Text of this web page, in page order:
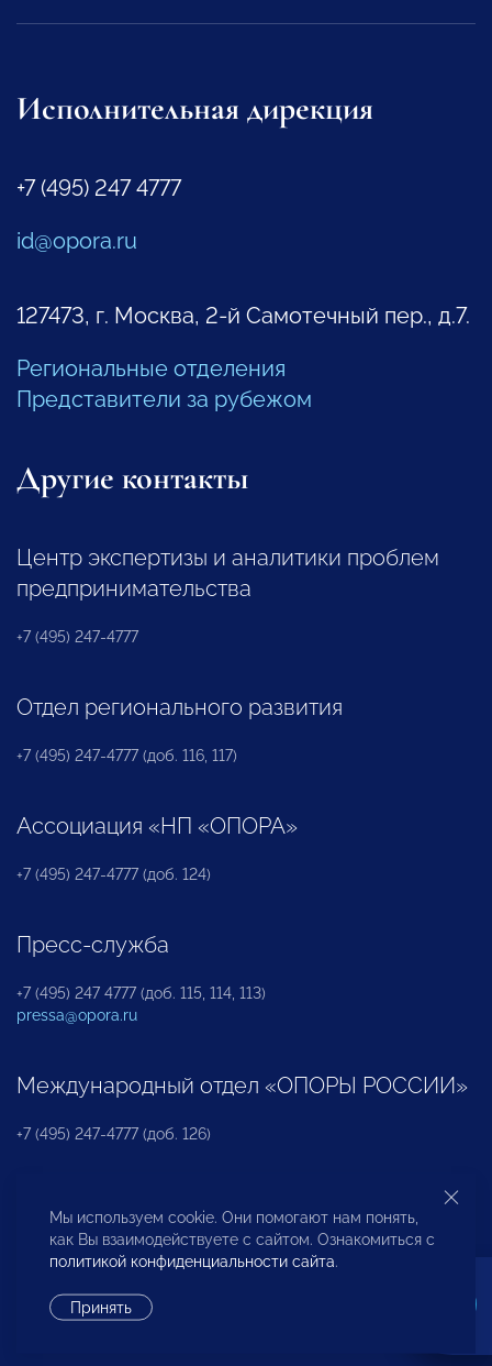
Исполнительная дирекция
+7 (495) 247 4777
id@opora.ru
127473, г. Москва, 2-й Самотечный пер., д.7.
Региональные отделения
Представители за рубежом
Другие контакты
Центр экспертизы и аналитики проблем
предпринимательства
+7 (495) 247-4777
Отдел регионального развития
+7 (495) 247-4777 (доб. 116, 117)
Ассоциация «НП «ОПОРА»
+7 (495) 247-4777 (доб. 124)
Пресс-служба
+7 (495) 247 4777 (доб. 115, 114, 113)
pressa@opora.ru
Международный отдел «ОПОРЫ РОССИИ»
+7 (495) 247-4777 (доб. 126)
Бюро по защите прав предпринимателей и
инвесторов
Мы используем cookie. Они помогают нам понять,
как Вы взаимодействуете с сайтом. Ознакомиться с
политикой конфиденциальности сайта.
Принять